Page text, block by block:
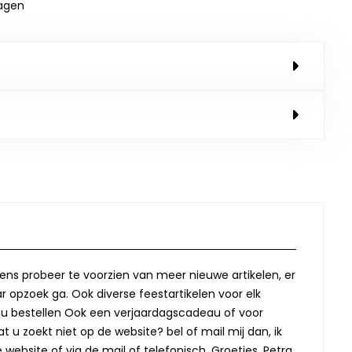
probeer te voorzien van meer nieuwe artikelen, er
ga. Ook diverse feestartikelen voor elk
bestellen Ook een verjaardagscadeau of voor
u zoekt niet op de website? bel of mail mij dan, ik